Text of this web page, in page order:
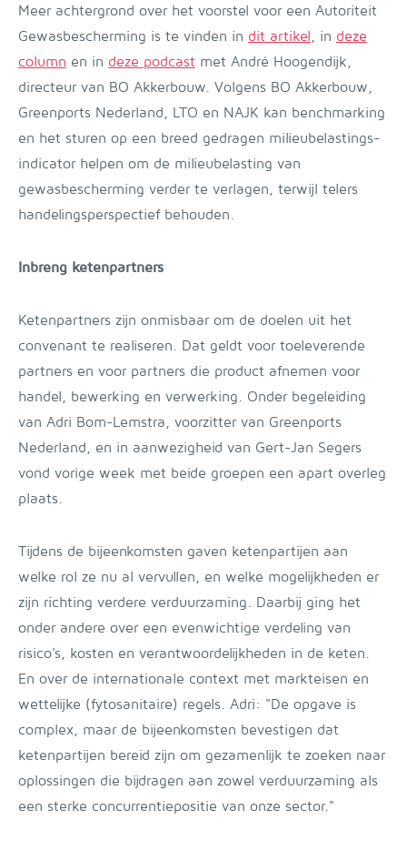
Meer achtergrond over het voorstel voor een Autoriteit
Gewasbescherming is te vinden in dit artikel, in deze
column en in deze podcast met André Hoogendijk,
directeur van BO Akkerbouw. Volgens BO Akkerbouw,
Greenports Nederland, LTO en NAJK kan benchmarking
en het sturen op een breed gedragen milieubelastings-
indicator helpen om de milieubelasting van
gewasbescherming verder te verlagen, terwijl telers
handelingsperspectief behouden.
Inbreng ketenpartners
Ketenpartners zijn onmisbaar om de doelen uit het
convenant te realiseren. Dat geldt voor toeleverende
partners en voor partners die product afnemen voor
handel, bewerking en verwerking. Onder begeleiding
van Adri Bom-Lemstra, voorzitter van Greenports
Nederland, en in aanwezigheid van Gert-Jan Segers
vond vorige week met beide groepen een apart overleg
plaats.
Tijdens de bijeenkomsten gaven ketenpartijen aan
welke rol ze nu al vervullen, en welke mogelijkheden er
zijn richting verdere verduurzaming. Daarbij ging het
onder andere over een evenwichtige verdeling van
risico's, kosten en verantwoordelijkheden in de keten.
En over de internationale context met markteisen en
wettelijke (fytosanitaire) regels. Adri: "De opgave is
complex, maar de bijeenkomsten bevestigen dat
ketenpartijen bereid zijn om gezamenlijk te zoeken naar
oplossingen die bijdragen aan zowel verduurzaming als
een sterke concurrentiepositie van onze sector."